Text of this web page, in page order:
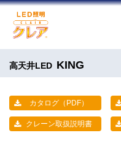
高天井LED KING
カタログ（PDF）
クレーン取扱説明書